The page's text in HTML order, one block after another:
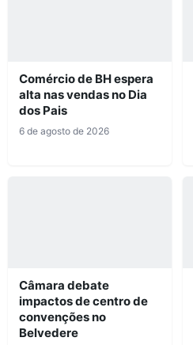
Comércio de BH espera
alta nas vendas no Dia
dos Pais
6 de agosto de 2026
Câmara debate
impactos de centro de
convenções no
Belvedere